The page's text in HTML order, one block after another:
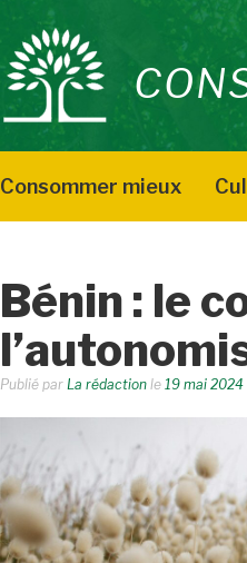
Consommer mieux
Bénin : le
Publié par La rédaction le 19 mai 2024